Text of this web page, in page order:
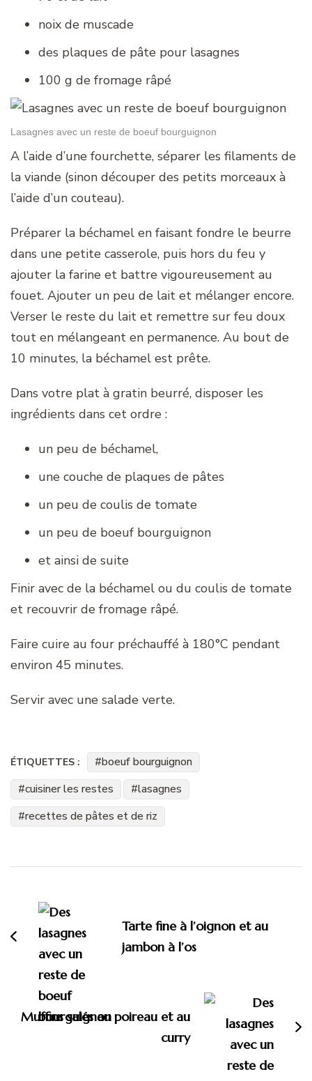
noix de muscade
des plaques de pâte pour lasagnes
100 g de fromage râpé
Lasagnes avec un reste de boeuf bourguignon
A l’aide d’une fourchette, séparer les filaments de
la viande (sinon découper des petits morceaux à
l’aide d’un couteau).
Préparer la béchamel en faisant fondre le beurre
dans une petite casserole, puis hors du feu y
ajouter la farine et battre vigoureusement au
fouet. Ajouter un peu de lait et mélanger encore.
Verser le reste du lait et remettre sur feu doux
tout en mélangeant en permanence. Au bout de
10 minutes, la béchamel est prête.
Dans votre plat à gratin beurré, disposer les
ingrédients dans cet ordre :
un peu de béchamel,
une couche de plaques de pâtes
un peu de coulis de tomate
un peu de boeuf bourguignon
et ainsi de suite
Finir avec de la béchamel ou du coulis de tomate
et recouvrir de fromage râpé.
Faire cuire au four préchauffé à 180°C pendant
environ 45 minutes.
Servir avec une salade verte.
ÉTIQUETTES :
boeuf bourguignon
cuisiner les restes
lasagnes
recettes de pâtes et de riz
d'article
Tarte fine à l’oignon et au
jambon à l’os
Muffins salés au poireau et au
curry